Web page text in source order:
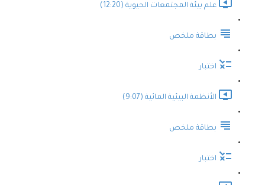
علم بيئة المجتمعات الحيوية (12:20)
بطاقة ملخص
اختبار
الأنظمة البيئية المائية (9:07)
بطاقة ملخص
اختبار